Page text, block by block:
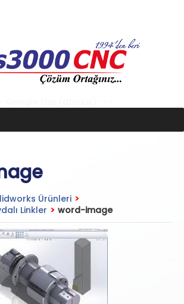
content
Ürünleri >
Linkler > word-image